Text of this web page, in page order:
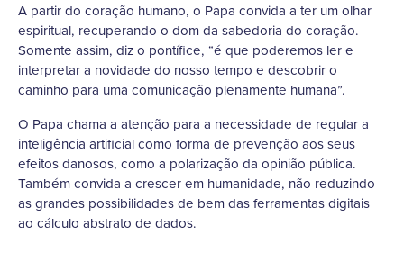
A partir do coração humano, o Papa convida a ter um olhar
espiritual, recuperando o dom da sabedoria do coração.
Somente assim, diz o pontífice, “é que poderemos ler e
interpretar a novidade do nosso tempo e descobrir o
caminho para uma comunicação plenamente humana”.
O Papa chama a atenção para a necessidade de regular a
inteligência artificial como forma de prevenção aos seus
efeitos danosos, como a polarização da opinião pública.
Também convida a crescer em humanidade, não reduzindo
as grandes possibilidades de bem das ferramentas digitais
ao cálculo abstrato de dados.